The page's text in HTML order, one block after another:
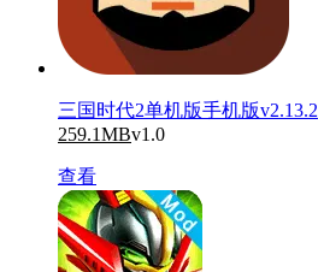
三国时代2单机版手机版v2.13.2
259.1MBv1.0
查看